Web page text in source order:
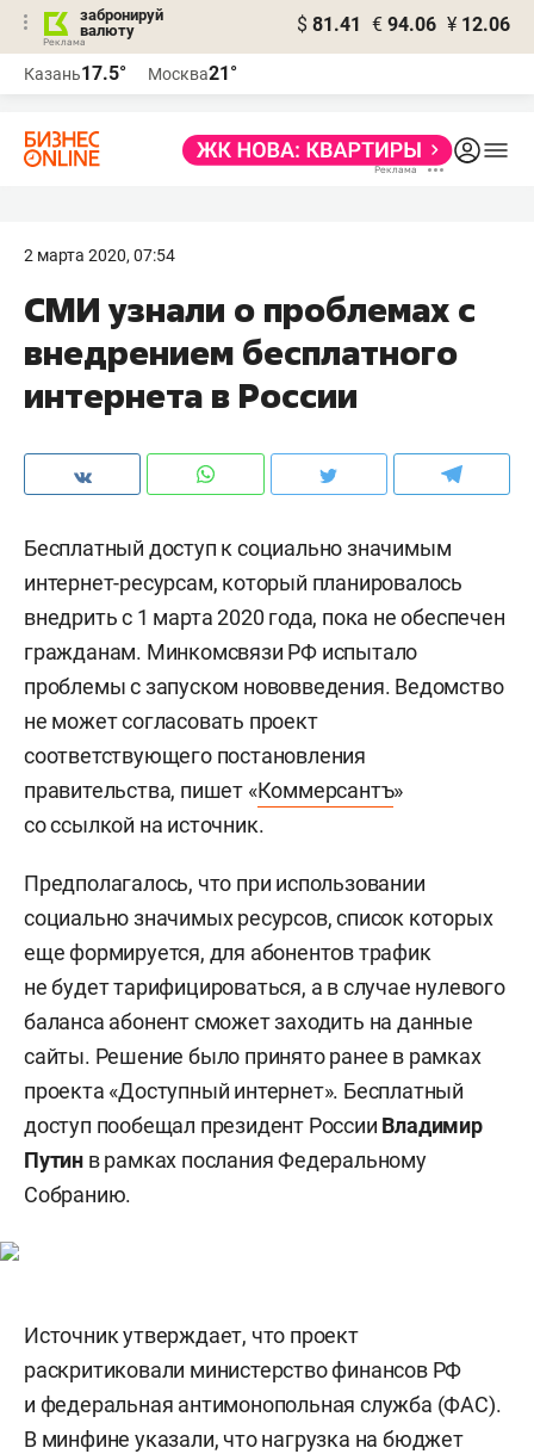
забронируй
валюту
$ 81.41 € 94.06 ¥ 12.06
Казань17.5° Москва21°
2 марта 2020, 07:54
​СМИ узнали о проблемах с
внедрением бесплатного
интернета в России
Бесплатный доступ к социально значимым
интернет-ресурсам, который планировалось
внедрить с 1 марта 2020 года, пока не обеспечен
гражданам. Минкомсвязи РФ испытало
проблемы с запуском нововведения. Ведомство
не может согласовать проект
соответствующего постановления
правительства, пишет «Коммерсантъ»
со ссылкой на источник.
Предполагалось, что при использовании
социально значимых ресурсов, список которых
еще формируется, для абонентов трафик
не будет тарифицироваться, а в случае нулевого
баланса абонент сможет заходить на данные
сайты. Решение было принято ранее в рамках
проекта «Доступный интернет». Бесплатный
доступ пообещал президент России Владимир
Путин в рамках послания Федеральному
Собранию.
Источник утверждает, что проект
раскритиковали министерство финансов РФ
и федеральная антимонопольная служба (ФАС).
В минфине указали, что нагрузка на бюджет